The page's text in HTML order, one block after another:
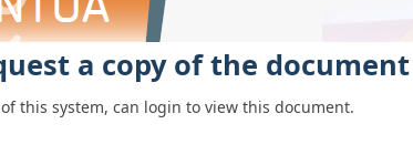
a copy of the document
this system, can login to view this document.